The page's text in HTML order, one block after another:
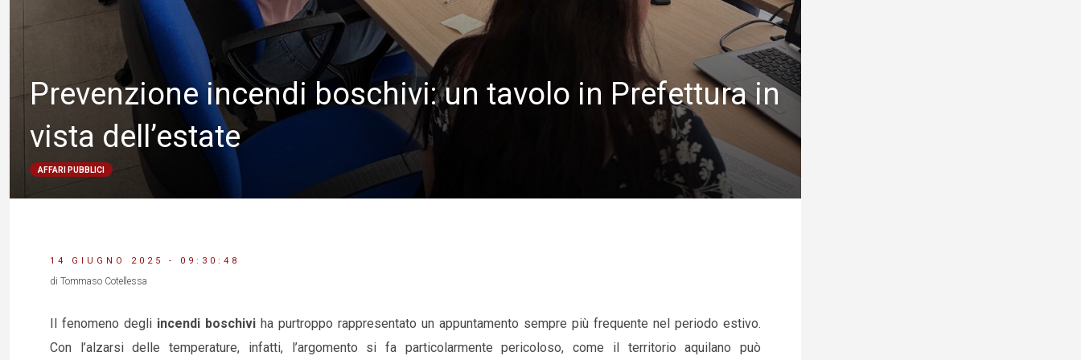
Prevenzione incendi boschivi: un tavolo in Prefettura in
vista dell’estate
AFFARI PUBBLICI
14 GIUGNO 2025 - 09:30:48
di Tommaso Cotellessa
Il fenomeno degli incendi boschivi ha purtroppo rappresentato un appuntamento sempre più frequente nel periodo estivo.
Con l’alzarsi delle temperature, infatti, l’argomento si fa particolarmente pericoloso, come il territorio aquilano può